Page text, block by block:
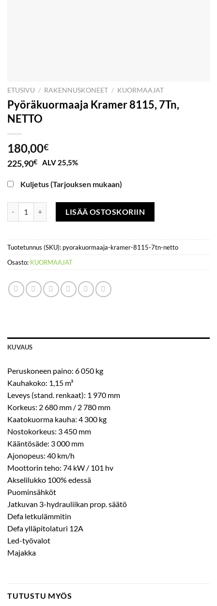
ETUSIVU / RAKENNUSKONEET / KUORMAAJAT
Pyöräkuormaaja Kramer 8115, 7Tn,
NETTO
180,00€
225,90€ ALV 25,5%
Kuljetus (Tarjouksen mukaan)
Pyöräkuormaaja Kramer 8115, 7Tn, NETTO määrä
LISÄÄ OSTOSKORIIN
Tuotetunnus (SKU): pyorakuormaaja-kramer-8115-7tn-netto
Osasto: KUORMAAJAT
KUVAUS
Peruskoneen paino: 6 050 kg
Kauhakoko: 1,15 m³
Leveys (stand. renkaat): 1 970 mm
Korkeus: 2 680 mm / 2 780 mm
Kaatokuorma kauha: 4 300 kg
Nostokorkeus: 3 450 mm
Kääntösäde: 3 000 mm
Ajonopeus: 40 km/h
Moottorin teho: 74 kW / 101 hv
Akselilukko 100% edessä
Puominsähköt
Jatkuvan 3-hydrauliikan prop. säätö
Defa letkulämmitin
Defa ylläpitolaturi 12A
Led-työvalot
Majakka
TUTUSTU MYÖS